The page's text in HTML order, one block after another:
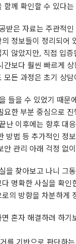
께 확인할 수 있다
받은 자료는 주관적
정보들이 정리되어
않았지만, 직접 입
보다 훨씬 빠르게
모든 과정은 초기 상
들을 수 있었기 때문
한 부분 중심으로
난 이후에는 향후 대
방법 등 추가적인 정
관리 아래 걱정 없
을 찾아보고 나니 그
명확한 사실을 확
의 방향을 차분하게
혼자 해결하려 하